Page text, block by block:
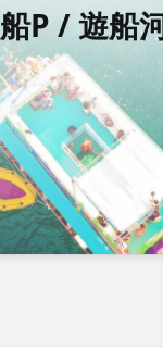
船P / 遊船